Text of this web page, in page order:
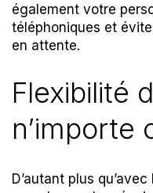
également votre
téléphoniques et
en attente.
Flexibilité
n’importe
D’autant plus